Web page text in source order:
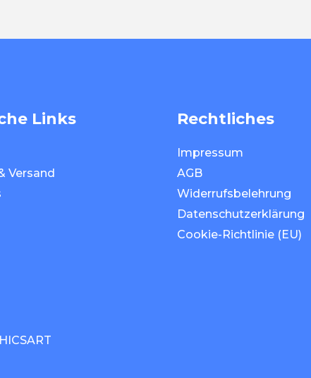
Links
Versand
Rechtliches
Impressum
AGB
Widerrufsbelehrung
Datenschutzerklärung
Cookie-Richtlinie (EU)